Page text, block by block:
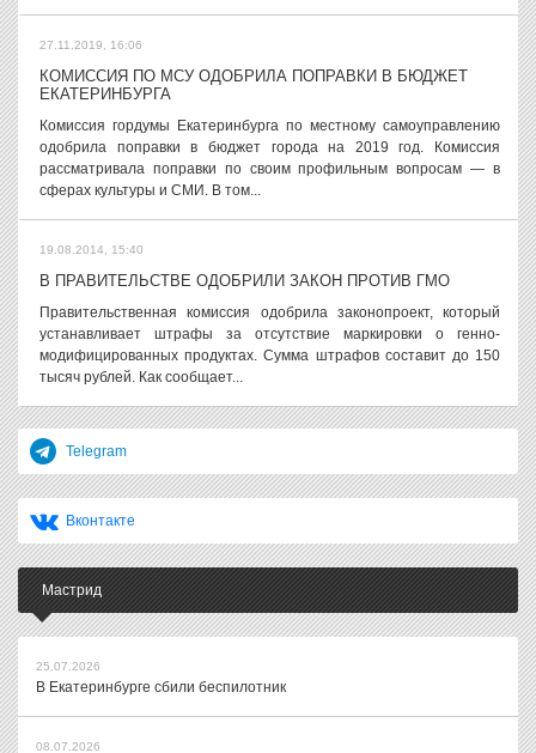
27.11.2019, 16:06
КОМИССИЯ ПО МСУ ОДОБРИЛА ПОПРАВКИ В БЮДЖЕТ
ЕКАТЕРИНБУРГА
Комиссия гордумы Екатеринбурга по местному самоуправлению
одобрила поправки в бюджет города на 2019 год. Комиссия
рассматривала поправки по своим профильным вопросам — в
сферах культуры и СМИ. В том...
19.08.2014, 15:40
В ПРАВИТЕЛЬСТВЕ ОДОБРИЛИ ЗАКОН ПРОТИВ ГМО
Правительственная комиссия одобрила законопроект, который
устанавливает штрафы за отсутствие маркировки о генно-
модифицированных продуктах. Сумма штрафов составит до 150
тысяч рублей. Как сообщает...
Telegram
Вконтакте
Мастрид
25.07.2026
В Екатеринбурге сбили беспилотник
08.07.2026